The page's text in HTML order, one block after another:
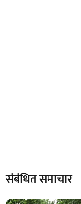
संबंधित समाचार